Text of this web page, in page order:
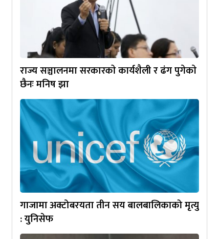
राज्य सञ्चालनमा सरकारकाे कार्यशैली र ढंग पुगेकाे
छैनः मनिष झा
गाजामा अक्टोबरयता तीन सय बालबालिकाको मृत्यु
: युनिसेफ